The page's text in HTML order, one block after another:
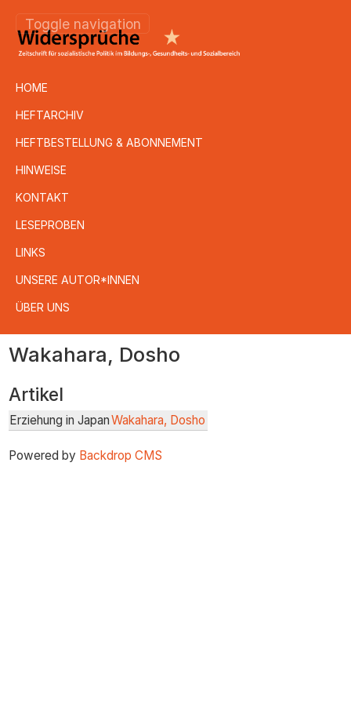
Toggle navigation
HOME
HEFTARCHIV
HEFTBESTELLUNG & ABONNEMENT
HINWEISE
KONTAKT
LESEPROBEN
LINKS
UNSERE AUTOR*INNEN
ÜBER UNS
zum
Wakahara, Dosho
Artikel
Erziehung in JapanWakahara, Dosho
Powered by Backdrop CMS